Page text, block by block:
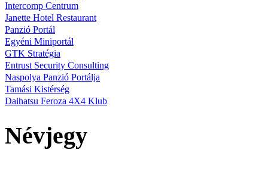
Intercomp Centrum
Janette Hotel Restaurant
Panzió Portál
Egyéni Miniportál
GTK Stratégia
Entrust Security Consulting
Naspolya Panzió Portálja
Tamási Kistérség
Daihatsu Feroza 4X4 Klub
Névjegy